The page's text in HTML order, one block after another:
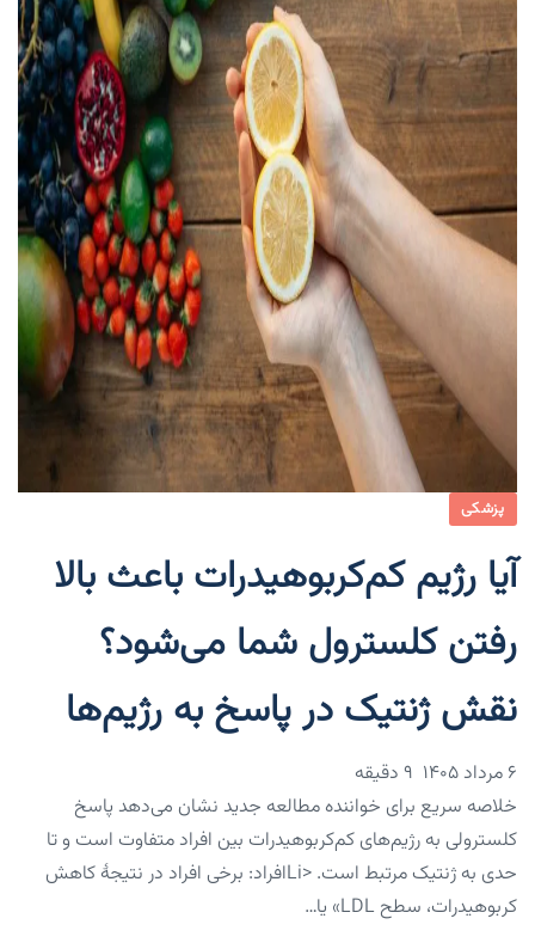
پزشکی
آیا رژیم کم‌کربوهیدرات باعث بالا
رفتن کلسترول شما می‌شود؟
نقش ژنتیک در پاسخ به رژیم‌ها
۶ مرداد ۱۴۰۵
خلاصه سریع برای خواننده مطالعه جدید نشان می‌دهد پاسخ
کلسترولی به رژیم‌های کم‌کربوهیدرات بین افراد متفاوت است و تا
حدی به ژنتیک مرتبط است. <liافراد: برخی افراد در نتیجهٔ کاهش
کربوهیدرات، سطح LDL» یا…